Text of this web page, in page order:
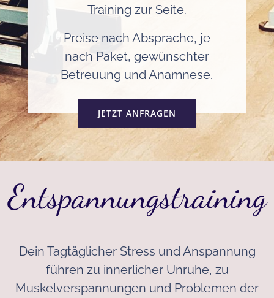
Training zur Seite.
Preise nach Absprache, je
nach Paket, gewünschter
Betreuung und Anamnese.
JETZT ANFRAGEN
Entspannungstraining
Dein Tagtäglicher Stress und Anspannung
führen zu innerlicher Unruhe, zu
Muskelverspannungen und Problemen der